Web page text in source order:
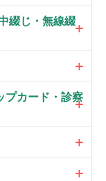
綴じ・無線綴
プカード・診察